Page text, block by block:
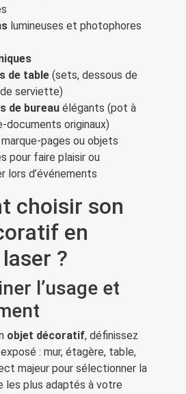
lumineuses et photophores
de table (sets, dessous de
serviette)
de bureau élégants (pot à
documents originaux)
marque-pages ou objets
pour faire plaisir ou
lors d’événements
choisir son
en
?
l’usage et
objet décoratif, définissez
: mur, étagère, table,
majeur pour sélectionner la
plus adaptés à votre